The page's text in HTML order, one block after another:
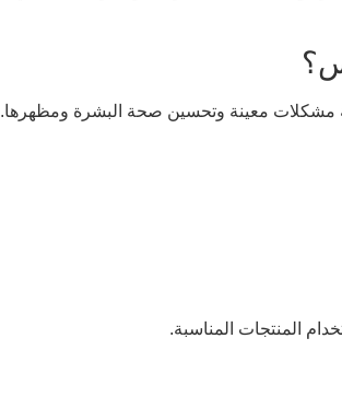
مشكلات معينة وتحسين صحة البشرة ومظهرها.
المنتجات المناسبة.